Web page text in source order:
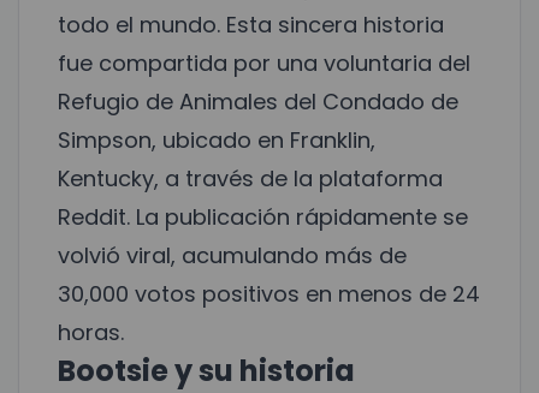
todo el mundo. Esta sincera historia
fue compartida por una voluntaria del
Refugio de Animales del Condado de
Simpson, ubicado en Franklin,
Kentucky, a través de la plataforma
Reddit. La publicación rápidamente se
volvió viral, acumulando más de
30,000 votos positivos en menos de 24
horas.
Bootsie y su historia